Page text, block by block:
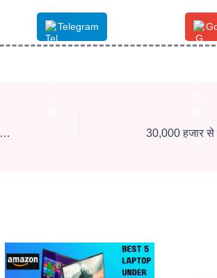
Telegram
Acer Aspire 3 Laptop Intel Core Celeron N4500 Processor Laptop (8 GB LPDDR4X SDRAM/512 GB SSD/Win11 Home/38 WHR/HD Webcam) A325-45 with 39.63 cm (15.6″) HD Display